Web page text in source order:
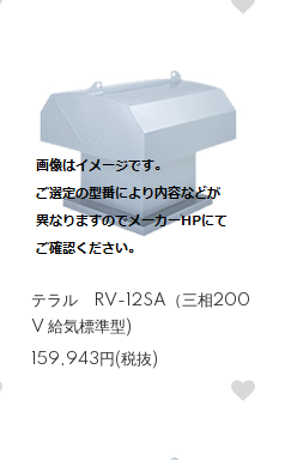
テラル RV-12SA（三相200
V 給気標準型)
159,943円(税抜)